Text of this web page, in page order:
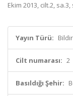
Ekim 2013, cilt.2,
Yayın Türü:
Cilt numarası: 2
Basıldığı Şehir: